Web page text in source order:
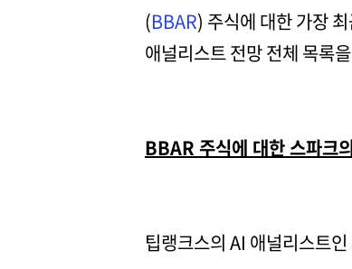
(BBAR) 주식에 대한 가장
애널리스트 전망 전체 목록
BBAR 주식에 대한 스파크
팁랭크스의 AI 애널리스트